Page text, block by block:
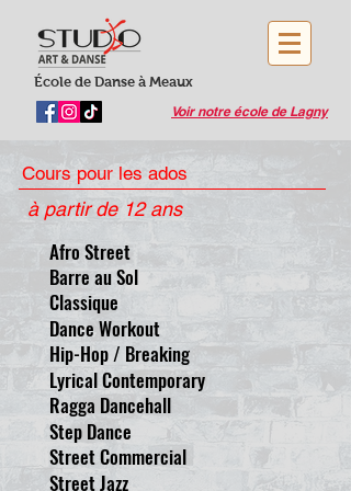
École de Danse à Meaux
Voir notre école de Lagny
Cours pour les ados
à partir de 12 ans
Afro Street
Barre au Sol
Classique
Dance Workout
Hip-Hop / Breaking
Lyrical Contemporary
Ragga Dancehall
Street Commercial
Street Jazz
Step Dance